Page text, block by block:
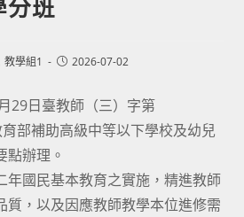
分班
教學組1
Post2026-07-02
29日臺教師（三）字第
部補助高級中等以下學校及幼兒
點辦理。
年國民基本教育之實施，精進教師
質，以及因應教師教學本位進修需